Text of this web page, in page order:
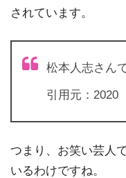
されています。
松本人志さん
引用元：
つまり、お笑い芸人
いるわけですね。